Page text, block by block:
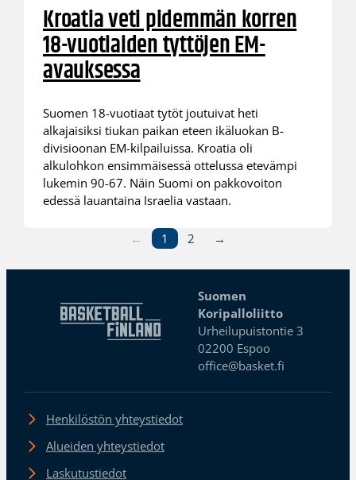
Kroatia veti pidemmän korren
18-vuotiaiden tyttöjen EM-
avauksessa
Suomen 18-vuotiaat tytöt joutuivat heti
alkajaisiksi tiukan paikan eteen ikäluokan B-
divisioonan EM-kilpailuissa. Kroatia oli
alkulohkon ensimmäisessä ottelussa etevämpi
lukemin 90-67. Näin Suomi on pakkovoiton
edessä lauantaina Israelia vastaan.
← 1 2 →
Suomen
Koripalloliitto
Urheilupuistontie 3
02200 Espoo
office@basket.fi
Henkilöstön yhteystiedot
Alueiden yhteystiedot
Laskutustiedot